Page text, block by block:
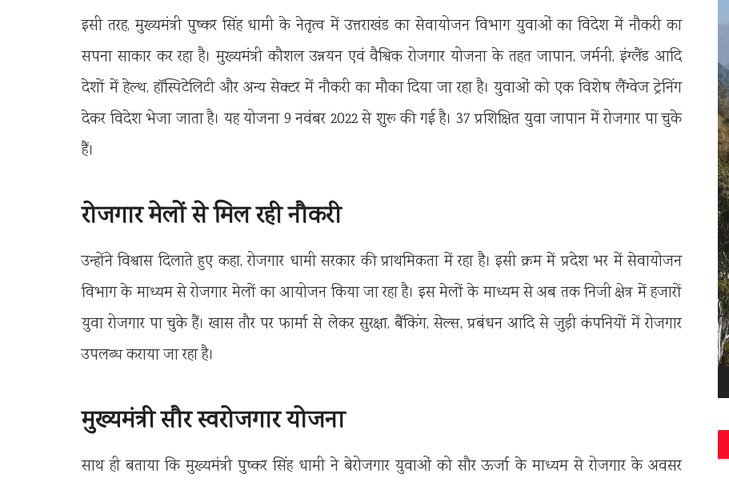
इसी तरह, मुख्यमंत्री पुष्कर सिंह धामी के नेतृत्व में उत्तराखंड का सेवायोजन विभाग युवाओं का विदेश में नौकरी का
सपना साकार कर रहा है। मुख्यमंत्री कौशल उन्नयन एवं वैश्विक रोजगार योजना के तहत जापान, जर्मनी, इंग्लैंड आदि
देशों में हेल्थ, हॉस्पिटेलिटी और अन्य सेक्टर में नौकरी का मौका दिया जा रहा है। युवाओं को एक विशेष लैंग्वेज ट्रेनिंग
देकर विदेश भेजा जाता है। यह योजना 9 नवंबर 2022 से शुरू की गई है। 37 प्रशिक्षित युवा जापान में रोजगार पा चुके
हैं।
रोजगार मेलों से मिल रही नौकरी
उन्होंने विश्वास दिलाते हुए कहा, रोजगार धामी सरकार की प्राथमिकता में रहा है। इसी क्रम में प्रदेश भर में सेवायोजन
विभाग के माध्यम से रोजगार मेलों का आयोजन किया जा रहा है। इस मेलों के माध्यम से अब तक निजी क्षेत्र में हजारों
युवा रोजगार पा चुके हैं। खास तौर पर फार्मा से लेकर सुरक्षा, बैंकिंग, सेल्स, प्रबंधन आदि से जुड़ी कंपनियों में रोजगार
उपलब्ध कराया जा रहा है।
मुख्यमंत्री सौर स्वरोजगार योजना
साथ ही बताया कि मुख्यमंत्री पुष्कर सिंह धामी ने बेरोजगार युवाओं को सौर ऊर्जा के माध्यम से रोजगार के अवसर